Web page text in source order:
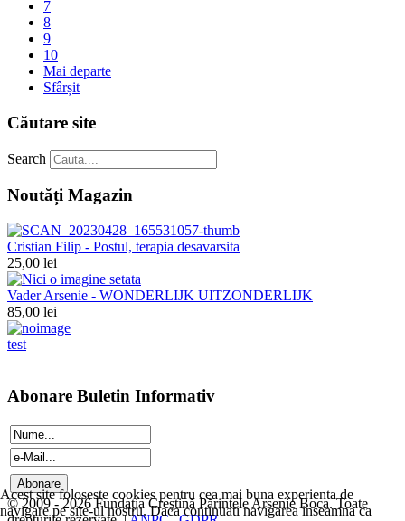
7
8
9
10
Mai departe
Sfârșit
Căutare site
Search
Noutăți Magazin
Cristian Filip - Postul, terapia desavarsita
25,00 lei
Vader Arsenie - WONDERLIJK UITZONDERLIJK
85,00 lei
test
Abonare Buletin Informativ
© 2009 - 2026 Fundația Creștină Părintele Arsenie Boca. Toate
Acest site foloseste cookies pentru cea mai buna experienta de
navigare pe site-ul nostru. Daca continuati navigarea inseamna ca